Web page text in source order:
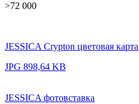
>72 000
JESSICA Crypton цветовая карта
JPG 898,64 KB
JESSICA фотовставка